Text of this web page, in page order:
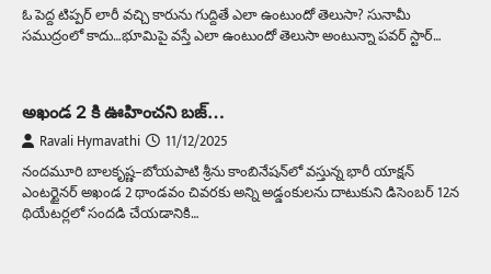
ఓ పెద్ద టిప్పర్‌ లారీ వచ్చి కారును గుద్దితే ఎలా ఉంటుందో తెలుసా? సునామీ
సముద్రంలో కాదు…భూమిపై వస్తే ఎలా ఉంటుందో తెలుసా అంటున్నా పవర్‌ స్టార్‌…
అఖండ 2 కి ఊహించని బజ్…
Ravali Hymavathi 11/12/2025
నందమూరి బాలకృష్ణ–బోయపాటి శ్రీను కాంబినేషన్‌లో వస్తున్న భారీ యాక్షన్
ఎంటర్టైనర్ అఖండ 2 థాండవం చివరకు అన్ని అడ్డంకులను దాటుకుని డిసెంబర్ 12న
థియేటర్లలో సందడి చేయడానికి…